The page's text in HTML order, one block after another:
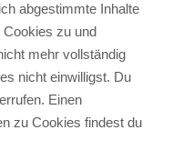
abgestimmte Inhalte
zu und
mehr vollständig
nicht einwilligst. Du
Einen
zu Cookies findest du